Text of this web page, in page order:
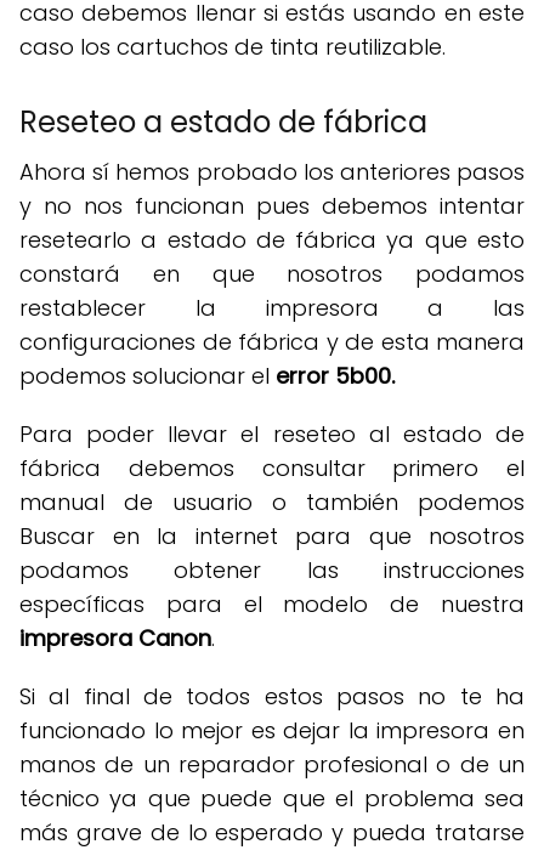
caso debemos llenar si estás usando en este
caso los cartuchos de tinta reutilizable.
Reseteo a estado de fábrica
Ahora sí hemos probado los anteriores pasos
y no nos funcionan pues debemos intentar
resetearlo a estado de fábrica ya que esto
constará en que nosotros podamos
restablecer la impresora a las
configuraciones de fábrica y de esta manera
podemos solucionar el error 5b00.
Para poder llevar el reseteo al estado de
fábrica debemos consultar primero el
manual de usuario o también podemos
Buscar en la internet para que nosotros
podamos obtener las instrucciones
específicas para el modelo de nuestra
impresora Canon.
Si al final de todos estos pasos no te ha
funcionado lo mejor es dejar la impresora en
manos de un reparador profesional o de un
técnico ya que puede que el problema sea
más grave de lo esperado y pueda tratarse